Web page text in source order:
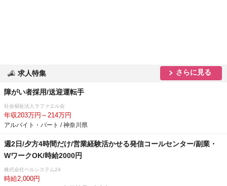
求人特集 さらに見る
障がい者採用/送迎運転手
社会福祉法人ラファエル会
年収203万円～214万円
アルバイト・パート / 神奈川県
週2日/夕方4時間だけ/営業経験活かせる発信コールセンター/副業・
WワークOK/時給2000円
株式会社ベルシステム24
時給2,000円